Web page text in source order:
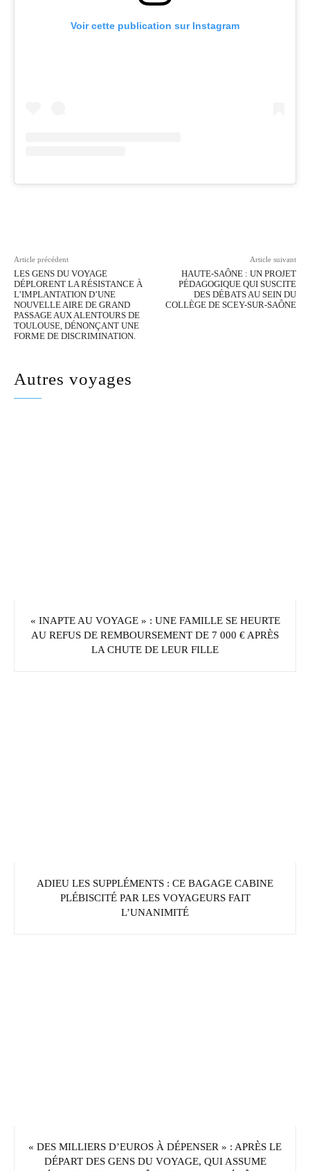
Voir cette publication sur Instagram
Article précédent
LES GENS DU VOYAGE
DÉPLORENT LA RÉSISTANCE À
L’IMPLANTATION D’UNE
NOUVELLE AIRE DE GRAND
PASSAGE AUX ALENTOURS DE
TOULOUSE, DÉNONÇANT UNE
FORME DE DISCRIMINATION.
Article suivant
HAUTE-SAÔNE : UN PROJET
PÉDAGOGIQUE QUI SUSCITE
DES DÉBATS AU SEIN DU
COLLÈGE DE SCEY-SUR-SAÔNE
Autres voyages
« INAPTE AU VOYAGE » : UNE FAMILLE SE HEURTE
AU REFUS DE REMBOURSEMENT DE 7 000 € APRÈS
LA CHUTE DE LEUR FILLE
ADIEU LES SUPPLÉMENTS : CE BAGAGE CABINE
PLÉBISCITÉ PAR LES VOYAGEURS FAIT
L’UNANIMITÉ
« DES MILLIERS D’EUROS À DÉPENSER » : APRÈS LE
DÉPART DES GENS DU VOYAGE, QUI ASSUME